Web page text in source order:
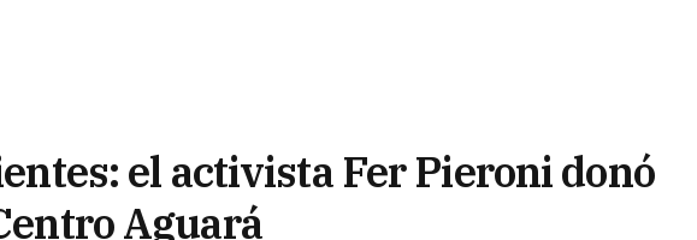
el activista Fer Pieroni donó
Aguará